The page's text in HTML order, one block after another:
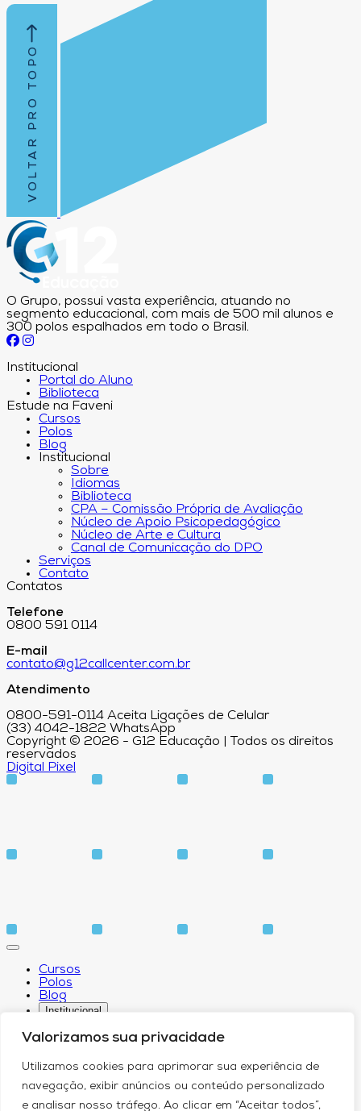
Valorizamos sua privacidade
Utilizamos cookies para aprimorar sua experiência de
navegação, exibir anúncios ou conteúdo personalizado
e analisar nosso tráfego. Ao clicar em “Aceitar todos”,
VOLTAR PRO TOPO
O Grupo, possui vasta experiência, atuando no
segmento educacional, com mais de 500 mil alunos e
300 polos espalhados em todo o Brasil.
Institucional
Portal do Aluno
Biblioteca
Estude na Faveni
Cursos
Polos
Blog
Institucional
Sobre
Idiomas
Biblioteca
CPA – Comissão Própria de Avaliação
Núcleo de Apoio Psicopedagógico
Núcleo de Arte e Cultura
Canal de Comunicação do DPO
Serviços
Contato
Contatos
Telefone
0800 591 0114
E-mail
contato@g12callcenter.com.br
Atendimento
0800-591-0114 Aceita Ligações de Celular
(33) 4042-1822 WhatsApp
Copyright © 2026 - G12 Educação | Todos os direitos
reservados
Digital Pixel
Cursos
Polos
Blog
Institucional
Sobre